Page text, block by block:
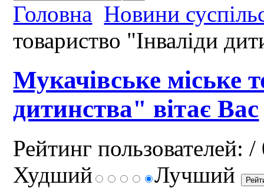
Головна Новини
товариство "Інваліди
Мукачівське міське
дитинства" вітає Вас
Рейтинг пользователей: /
Худший
Лучший